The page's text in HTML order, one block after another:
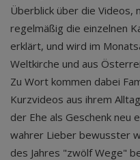
Überblick über die Videos,
regelmäßig die einzelnen
erklärt, und wird im
Weltkirche und aus
Zu Wort kommen dabei
Kurzvideos aus ihrem
der Ehe als Geschenk neu
wahrer Lieber bewusster
des Jahres "zwölf Wege"